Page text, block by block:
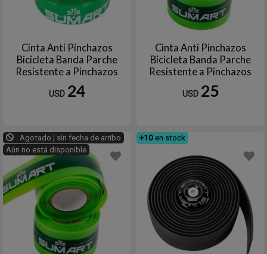
Cinta Anti Pinchazos
Bicicleta Banda Parche
Resistente a Pinchazos
BTL700C-19 19 SUMART
USD 24
Cinta Anti Pinchazos
Bicicleta Banda Parche
Resistente a Pinchazos
BTL700C-25G2 19
SUMART TOOLS
USD 25
Agotado | sin fecha de arribo
Aún no está disponible
+10 en stock